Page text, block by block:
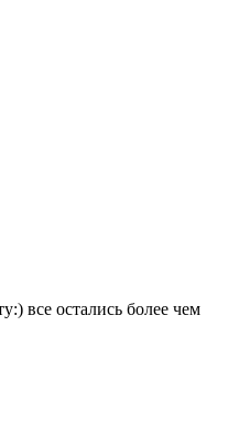
все остались более чем